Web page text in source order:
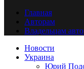
Главная
Авторам
Владельцам
Новости
Украина
Юрий